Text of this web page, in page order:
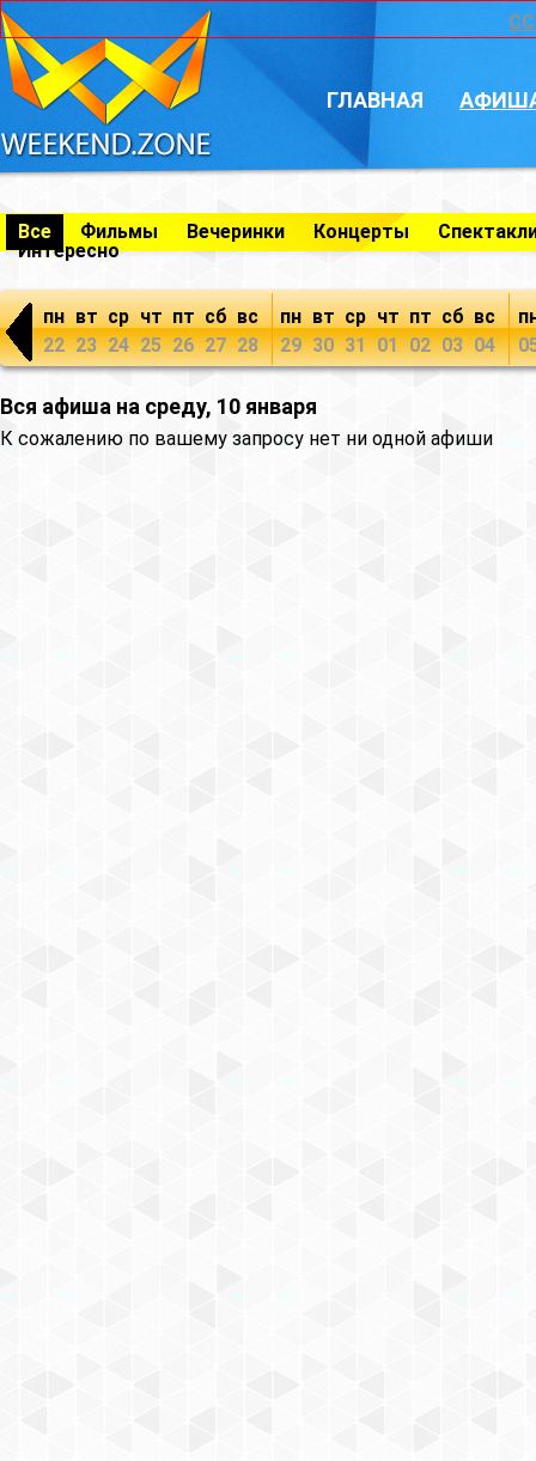
ГЛАВНАЯ
Все Фильмы Вечеринки Концерты
Интересно
пн
22
вт
23
ср
24
чт
25
пт
26
сб
27
вс
28
пн
29
вт
30
ср
31
чт
01
пт
02
сб
03
вс
04
Вся афиша на среду, 10 января
К сожалению по вашему запросу нет ни одной афиши